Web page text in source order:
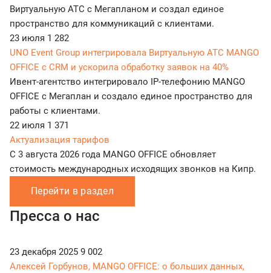
Виртуальную АТС с Мегапланом и создал единое
пространство для коммуникаций с клиентами.
23 июля 1 282
UNO Event Group интегрировала Виртуальную АТС MANGO
OFFICE с CRM и ускорила обработку заявок на 40%
Ивент-агентство интегрировало IP-телефонию MANGO
OFFICE с Мегаплан и создало единое пространство для
работы с клиентами.
22 июля 1 371
Актуализация тарифов
С 3 августа 2026 года MANGO OFFICE обновляет
стоимость международных исходящих звонков на Кипр.
Перейти в раздел
Пресса о нас
23 декабря 2025 9 002
Алексей Горбунов, MANGO OFFICE: о больших данных,